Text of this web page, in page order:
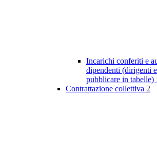
Incarichi conferiti e
dipendenti (dirigenti
pubblicare in tabelle)
Contrattazione collettiva 2